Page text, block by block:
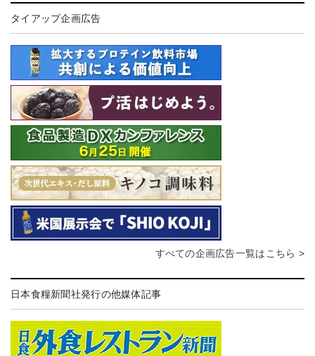
タイアップ企画広告
すべての企画広告一覧はこちら >
日本食糧新聞社発行の他媒体記事